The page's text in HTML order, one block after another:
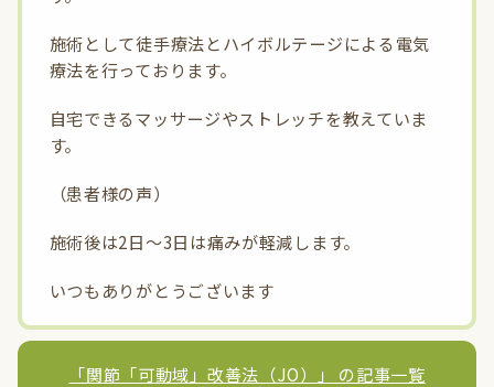
施術として徒手療法とハイボルテージによる電気
療法を行っております。
自宅できるマッサージやストレッチを教えていま
す。
（患者様の声）
施術後は2日〜3日は痛みが軽減します。
いつもありがとうございます
「関節「可動域」改善法（JO）」 の記事一覧